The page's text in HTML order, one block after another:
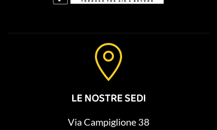
LE NOSTRE SEDI
Via Campiglione 38